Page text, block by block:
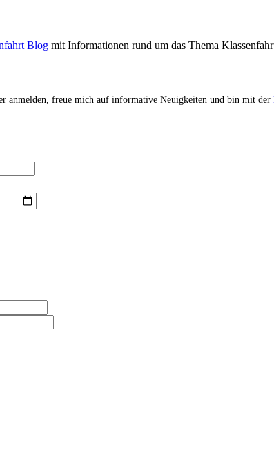
Blog mit Informationen rund um das Thema
anmelden, freue mich auf informative Neuigkeiten und bin mit der